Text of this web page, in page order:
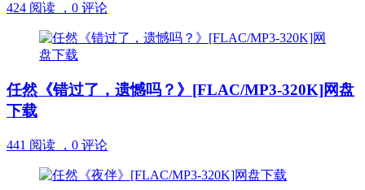
424 阅读 ， 0 评论
任然《错过了，遗憾吗？》[FLAC/MP3-320K]网盘
下载
441 阅读 ， 0 评论